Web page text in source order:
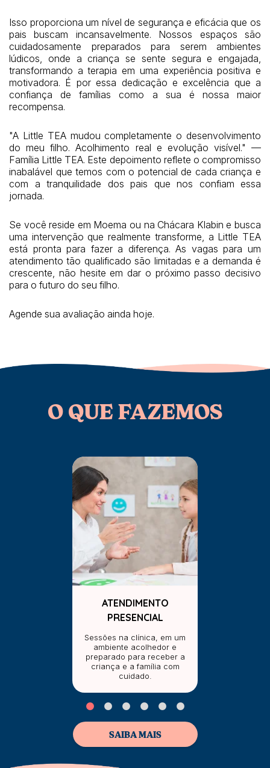
Isso proporciona um nível de segurança e eficácia que os
pais buscam incansavelmente. Nossos espaços são
cuidadosamente preparados para serem ambientes
lúdicos, onde a criança se sente segura e engajada,
transformando a terapia em uma experiência positiva e
motivadora. É por essa dedicação e excelência que a
confiança de famílias como a sua é nossa maior
recompensa.
"A Little TEA mudou completamente o desenvolvimento
do meu filho. Acolhimento real e evolução visível." —
Família Little TEA. Este depoimento reflete o compromisso
inabalável que temos com o potencial de cada criança e
com a tranquilidade dos pais que nos confiam essa
jornada.
Se você reside em Moema ou na Chácara Klabin e busca
uma intervenção que realmente transforme, a Little TEA
está pronta para fazer a diferença. As vagas para um
atendimento tão qualificado são limitadas e a demanda é
crescente, não hesite em dar o próximo passo decisivo
para o futuro do seu filho.
Agende sua avaliação ainda hoje.
O QUE FAZEMOS
ATENDIMENTO
PRESENCIAL
Sessões na clínica, em um
ambiente acolhedor e
preparado para receber a
criança e a família com
cuidado.
SAIBA MAIS